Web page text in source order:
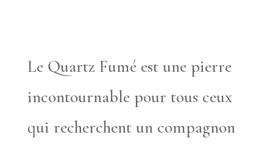
Le Quartz Fumé est une pierre
incontournable pour tous ceux
qui recherchent un compagnon